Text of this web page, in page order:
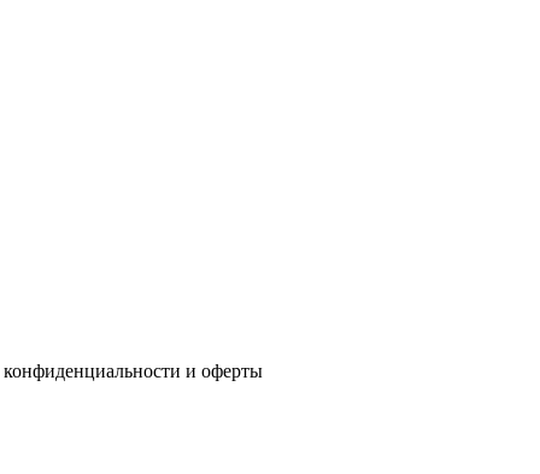
и оферты